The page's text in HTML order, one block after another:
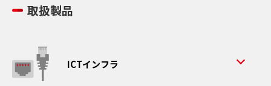
取扱製品
ICTインフラ